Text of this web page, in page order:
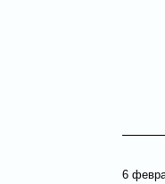
6